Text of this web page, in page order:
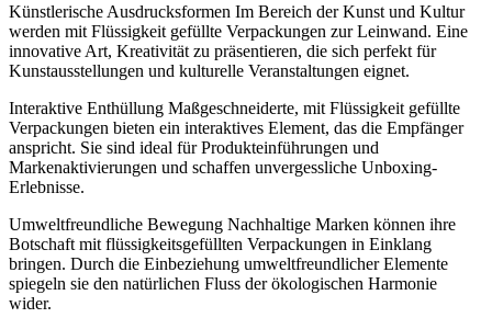
Künstlerische Ausdrucksformen Im Bereich der Kunst und Kultur
werden mit Flüssigkeit gefüllte Verpackungen zur Leinwand. Eine
innovative Art, Kreativität zu präsentieren, die sich perfekt für
Kunstausstellungen und kulturelle Veranstaltungen eignet.
Interaktive Enthüllung Maßgeschneiderte, mit Flüssigkeit gefüllte
Verpackungen bieten ein interaktives Element, das die Empfänger
anspricht. Sie sind ideal für Produkteinführungen und
Markenaktivierungen und schaffen unvergessliche Unboxing-
Erlebnisse.
Umweltfreundliche Bewegung Nachhaltige Marken können ihre
Botschaft mit flüssigkeitsgefüllten Verpackungen in Einklang
bringen. Durch die Einbeziehung umweltfreundlicher Elemente
spiegeln sie den natürlichen Fluss der ökologischen Harmonie
wider.